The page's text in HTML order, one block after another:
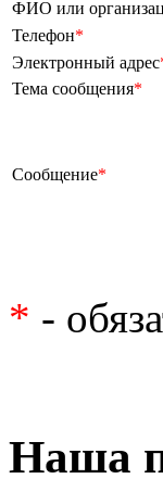
ФИО или
Телефон*
Электронный адрес
Тема сообщения*
Сообщение*
* -
Наша